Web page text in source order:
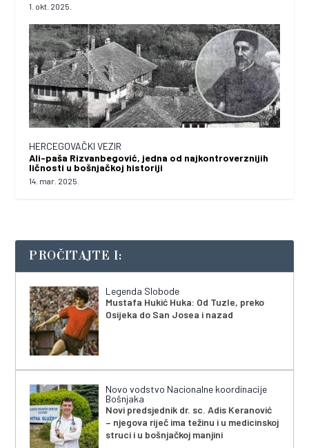
1. okt. 2025.
HERCEGOVAČKI VEZIR
Ali-paša Rizvanbegović, jedna od najkontroverznijih
ličnosti u bošnjačkoj historiji
14. mar. 2025.
PROČITAJTE I:
Legenda Slobode
Mustafa Hukić Huka: Od Tuzle, preko
Osijeka do San Josea i nazad
Novo vodstvo Nacionalne koordinacije
Bošnjaka
Novi predsjednik dr. sc. Adis Keranović
– njegova riječ ima težinu i u medicinskoj
struci i u bošnjačkoj manjini